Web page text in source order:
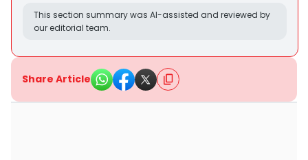
This section summary was AI-assisted and reviewed by
our editorial team.
Share Article